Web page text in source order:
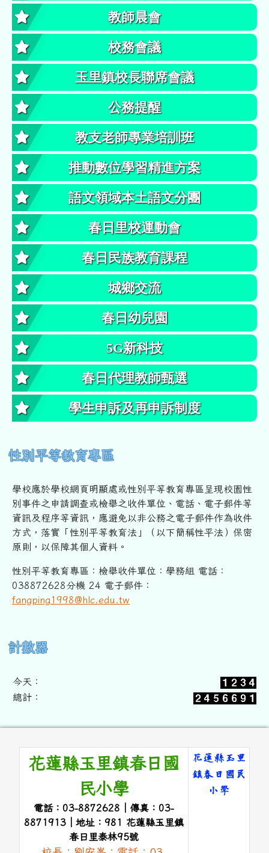
教師晨會
校務會議
玉里鎮校長聯席會議
公務提醒
教支老師專業培訓班
推動數位學習精進方案
語文領域本土語文分團
春日里校運動會
春日民族教育課程
城鄉交流
春日幼兒園
5G新科技
春日代理教師甄選
學生申訴及再申訴制度
性別平等教育專區
學校應於學校網頁明顯處或性別平等教育專區呈現校園性
別事件之申請調查或檢舉之收件單位、電話、電子郵件等
資訊及程序等資訊， 應避免以非公務之電子郵件作為收件
方式，落實「性別平等教育法」
（以下簡稱性平法）保密
原則，以保障其個人資料。
性別平等教育專區：檢舉收件單位：學務組 電話：
038872628分機 24 電子郵件：
fangping1998@hlc.edu.tw
右邊區域內容
計數器
今天：
總計：
頁尾區域內容
花蓮縣玉里鎮春日國
民小學
電話：03-8872628｜傳真：03-
8871913｜地址：981 花蓮縣玉里鎮
春日里泰林95號
花蓮縣玉里
鎮春日國民
小學